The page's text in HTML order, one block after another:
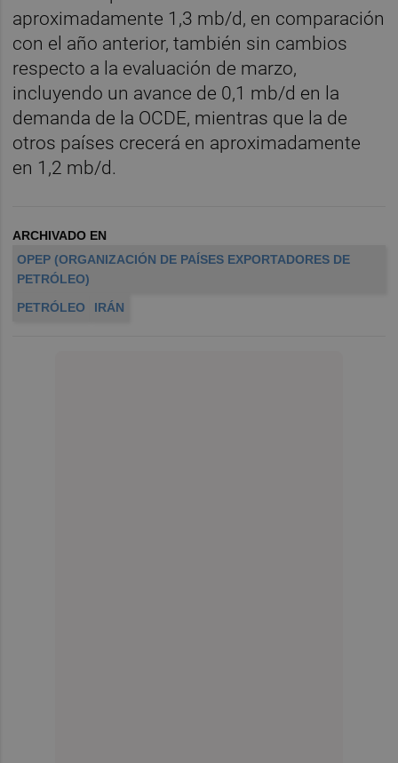
aproximadamente 1,3 mb/d, en comparación
con el año anterior, también sin cambios
respecto a la evaluación de marzo,
incluyendo un avance de 0,1 mb/d en la
demanda de la OCDE, mientras que la de
otros países crecerá en aproximadamente
en 1,2 mb/d.
ARCHIVADO EN
OPEP (ORGANIZACIÓN DE PAÍSES EXPORTADORES DE
PETRÓLEO)
PETRÓLEO
IRÁN